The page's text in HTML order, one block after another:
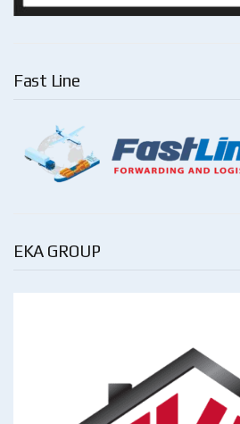
Fast Line
EKA GROUP